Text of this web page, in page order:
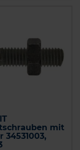
mit
34531003,